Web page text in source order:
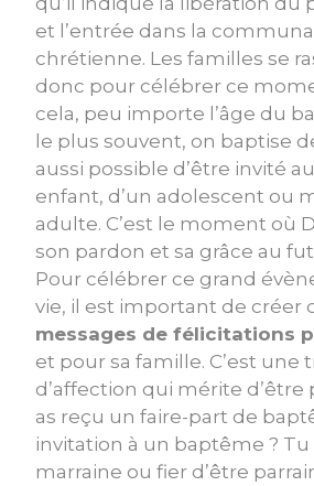
et l’entrée dans la
chrétienne. Les familles se
donc pour célébrer ce
cela, peu importe l’âge du
le plus souvent, on baptise
aussi possible d’être invité
enfant, d’un adolescent ou
adulte. C’est le moment où
son pardon et sa grâce au
Pour célébrer ce grand
vie, il est important de créer
messages de félicitations
et pour sa famille. C’est une
d’affection qui mérite d’être
as reçu un faire-part de
invitation à un baptême ? Tu
marraine ou fier d’être